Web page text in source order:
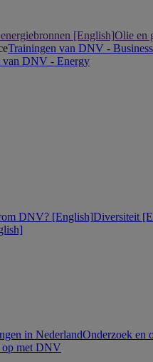
[English]Olie en
Trainingen van DNV -
van DNV - Energy
DNV? [English]Diversiteit
in NederlandOnderzoek en
op met DNV